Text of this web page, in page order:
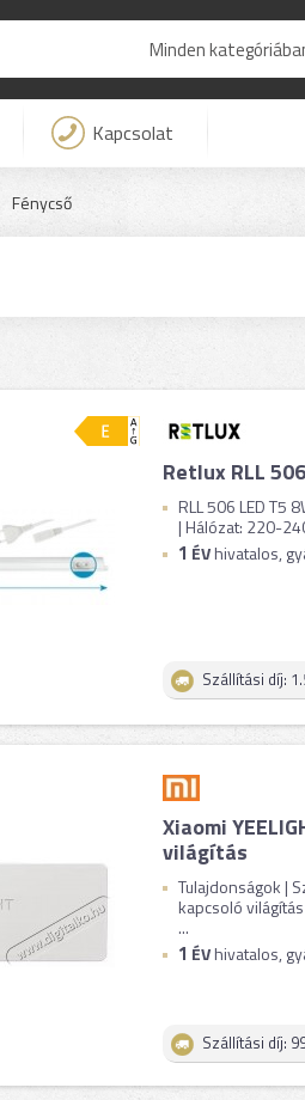
Minden
Kapcsolat
Fénycső
Retlux RLL
RLL 506 LED T5
| Hálózat: 220-
1 ÉVhivatalos,
Szállítási díj:
Xiaomi
világítás
Tulajdonságok |
kapcsoló
...
1 ÉVhivatalos,
Szállítási díj: